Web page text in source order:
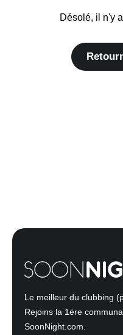
Désolé, il n'y
Le meilleur du clubbing
Rejoins la 1ère
SoonNight.com.